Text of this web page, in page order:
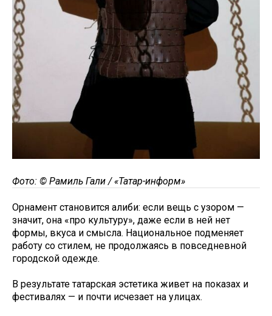
Фото: © Рамиль Гали / «Татар-информ»
Орнамент становится алиби: если вещь с узором —
значит, она «про культуру», даже если в ней нет
формы, вкуса и смысла. Национальное подменяет
работу со стилем, не продолжаясь в повседневной
городской одежде.
В результате татарская эстетика живет на показах и
фестивалях — и почти исчезает на улицах.